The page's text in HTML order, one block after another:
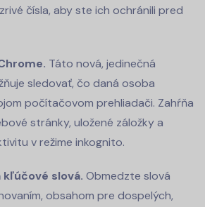
čísla, aby ste ich ochránili pred
Táto nová, jedinečná
sledovať, čo daná osoba
počítačovom prehliadači. Zahŕňa
stránky, uložené záložky a
v režime inkognito.
kľúčové slová. Obmedzte slová
obsahom pre dospelých,